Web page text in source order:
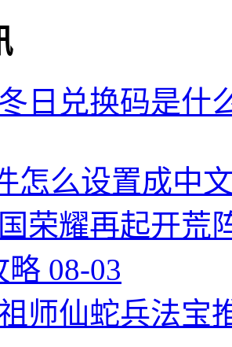
日兑换码是什
怎么设置成中
荣耀再起开荒
略 08-03
师仙蛇兵法宝